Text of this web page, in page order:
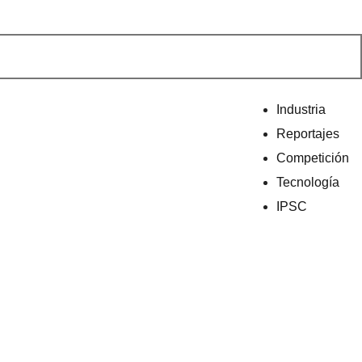
Industria
Reportajes
Competición
Tecnología
IPSC